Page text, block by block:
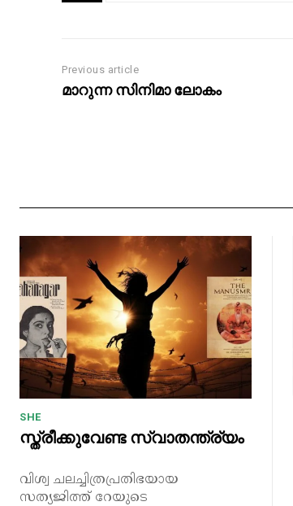
Previous article
മാറുന്ന സിനിമാ ലോകം
SHE
സ്ത്രീക്കുവേണ്ട സ്വാതന്ത്ര്യം
വിശ്വ ചലച്ചിത്രപ്രതിഭയായ
സത്യജിത്ത് റേയുടെ